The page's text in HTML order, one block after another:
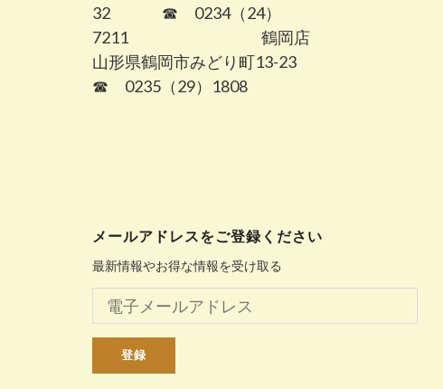
32 ☎ 0234（24）
7211 鶴岡店
山形県鶴岡市みどり町13-23
☎ 0235（29）1808
メールアドレスをご登録ください
最新情報やお得な情報を受け取る
登録